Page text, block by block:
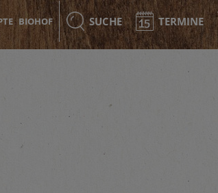
BIOHOF SUCHE TERMINE